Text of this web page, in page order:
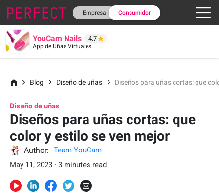
Empresa Consumidor
YouCam Nails 4.7
App de Uñas Virtuales
Blog Diseño de uñas Diseños para uñas cortas: que
Diseño de uñas
Diseños para uñas cortas: que
color y estilo se ven mejor
Author:
Team YouCam
May 11, 2023 · 3 minutes read